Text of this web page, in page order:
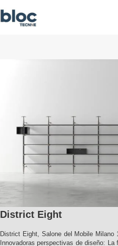
to
content
District Eight
District Eight, Salone del Mobile Milano
Innovadoras perspectivas de diseño: La